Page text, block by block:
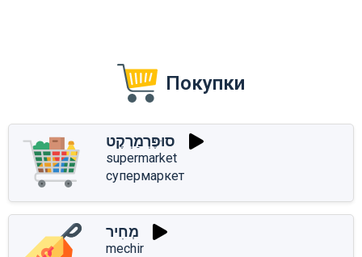
Покупки
סוּפֶּרְמַרְקֶט
supermarket
супермаркет
מְחִיר
mechir